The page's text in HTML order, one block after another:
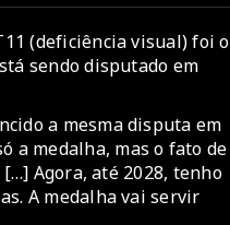
(deficiência visual) foi o
sendo disputado em
a mesma disputa em
a medalha, mas o fato de
Agora, até 2028, tenho
A medalha vai servir